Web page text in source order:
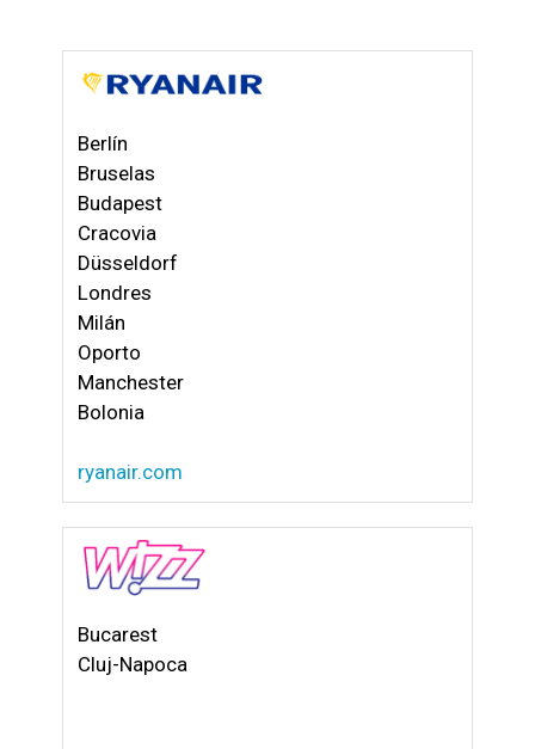
Berlín
Bruselas
Budapest
Cracovia
Düsseldorf
Londres
Milán
Oporto
Manchester
Bolonia
ryanair.com
Bucarest
Cluj-Napoca